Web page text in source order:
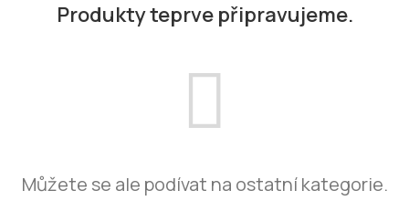
Produkty teprve připravujeme.
Můžete se ale podívat na ostatní kategorie.